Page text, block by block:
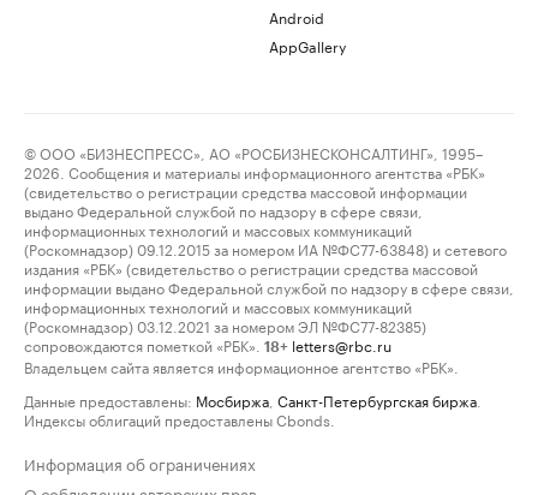
Android
AppGallery
© ООО «БИЗНЕСПРЕСС», АО «РОСБИЗНЕСКОНСАЛТИНГ», 1995–
2026. Сообщения и материалы информационного агентства «РБК»
(свидетельство о регистрации средства массовой информации
выдано Федеральной службой по надзору в сфере связи,
информационных технологий и массовых коммуникаций
(Роскомнадзор) 09.12.2015 за номером ИА №ФС77-63848) и сетевого
издания «РБК» (свидетельство о регистрации средства массовой
информации выдано Федеральной службой по надзору в сфере связи,
информационных технологий и массовых коммуникаций
(Роскомнадзор) 03.12.2021 за номером ЭЛ №ФС77-82385)
сопровождаются пометкой «РБК».
18+ letters@rbc.ru
Владельцем сайта является информационное агентство «РБК».
Данные предоставлены: Мосбиржа Санкт-Петербургская биржа
Индексы облигаций предоставлены Cbonds.
Информация об ограничениях